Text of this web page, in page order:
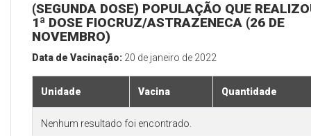
(SEGUNDA DOSE) POPULAÇÃO QUE
1ª DOSE FIOCRUZ/ASTRAZENECA (26 DE
NOVEMBRO)
Data de Vacinação: 20 de janeiro de 2022
Unidade Vacina Quantidade
Nenhum resultado foi encontrado.